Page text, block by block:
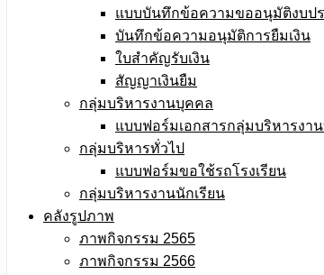
แบบบันทึกข้อความขออนุมัติงบป
บันทึกข้อความอนุมัติการยืมเงิน
ใบสำคัญรับเงิน
สัญญาเงินยืม
กลุ่มบริหารงานบุคคล
แบบฟอร์มเอกสารกลุ่มบริหารงา
กลุ่มบริหารทั่วไป
แบบฟอร์มขอใช้รถโรงเรียน
กลุ่มบริหารงานนักเรียน
คลังรูปภาพ
ภาพกิจกรรม 2565
ภาพกิจกรรม 2566